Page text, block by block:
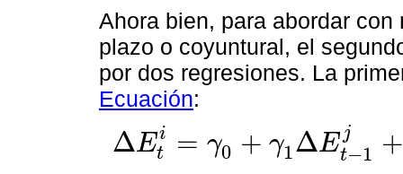
Ahora bien, para abordar
plazo o coyuntural, el
por dos regresiones. La
Ecuación:
ΔEi
t
= γ0 + γ1ΔE j
t−1 +
∆Eti=γ0+γ ∆Et- 1j +γ2∆ Et-2 + γ3∆ Et-3j+et